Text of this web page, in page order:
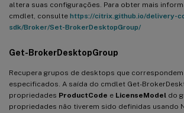
altera suas configurações. Para obter mais
cmdlet, consulte https://citrix.github.io/delivery-
sdk/Broker/Set-BrokerDesktopGroup/
Get-BrokerDesktopGroup
Recupera grupos de desktops que
especificados. A saída do cmdlet Get-
propriedades ProductCode e LicenseModel do
propriedades não tiverem sido definidas usando